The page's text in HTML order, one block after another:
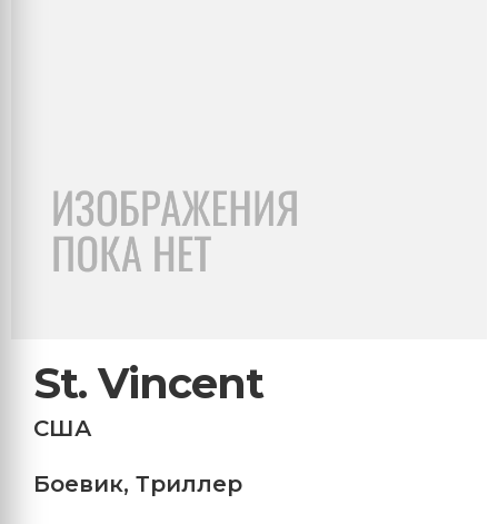
St. Vincent
США
Боевик, Триллер